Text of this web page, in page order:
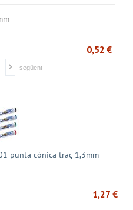
0,52 €
següent
punta cònica traç 1,3mm
1,27 €